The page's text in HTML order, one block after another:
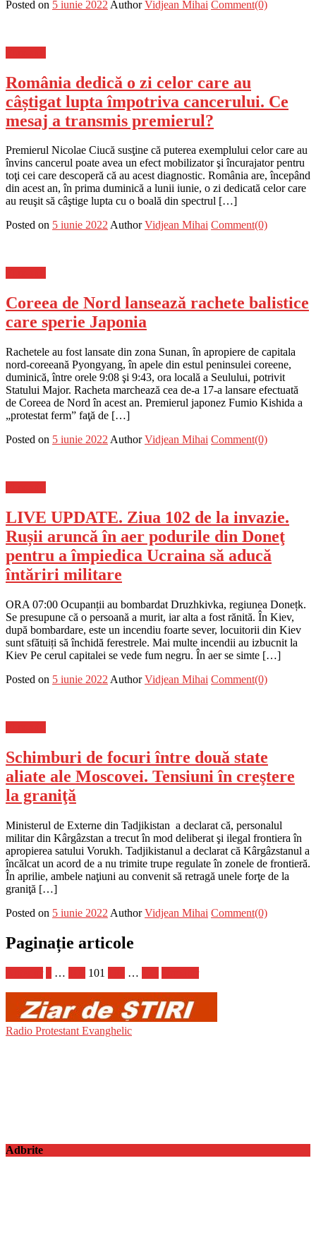
Posted on 5 iunie 2022 Author Vidjean Mihai Comment(0)
România dedică o zi celor care au
câștigat lupta împotriva cancerului. Ce
mesaj a transmis premierul?
Premierul Nicolae Ciucă susţine că puterea exemplului celor care au
învins cancerul poate avea un efect mobilizator şi încurajator pentru
toţi cei care descoperă că au acest diagnostic. România are, începând
din acest an, în prima duminică a lunii iunie, o zi dedicată celor care
au reuşit să câştige lupta cu o boală din spectrul […]
Posted on 5 iunie 2022Author Vidjean Mihai Comment(0)
Coreea de Nord lansează rachete balistice
care sperie Japonia
Rachetele au fost lansate din zona Sunan, în apropiere de capitala
nord-coreeană Pyongyang, în apele din estul peninsulei coreene,
duminică, între orele 9:08 şi 9:43, ora locală a Seulului, potrivit
Statului Major. Racheta marchează cea de-a 17-a lansare efectuată
de Coreea de Nord în acest an. Premierul japonez Fumio Kishida a
„protestat ferm” faţă de […]
Posted on 5 iunie 2022 Author Vidjean Mihai Comment(0)
LIVE UPDATE. Ziua 102 de la invazie.
Rușii aruncă în aer podurile din Doneţ
pentru a împiedica Ucraina să aducă
întăriri militare
ORA 07:00 Ocupanții au bombardat Druzhkivka, regiunea Donețk.
Se presupune că o persoană a murit, iar alta a fost rănită. În Kiev,
după bombardare, este un incendiu foarte sever, locuitorii din Kiev
sunt sfătuiți să închidă ferestrele. Mai multe incendii au izbucnit la
Kiev Pe cerul capitalei se vede fum negru. În aer se simte […]
Posted on 5 iunie 2022 Author Vidjean Mihai Comment(0)
Schimburi de focuri între două state
aliate ale Moscovei. Tensiuni în creştere
la graniţă
Ministerul de Externe din Tadjikistan a declarat că, personalul
militar din Kârgâzstan a trecut în mod deliberat şi ilegal frontiera în
apropierea satului Vorukh. Tadjikistanul a declarat că Kârgâzstanul a
încălcat un acord de a nu trimite trupe regulate în zonele de frontieră.
În aprilie, ambele naţiuni au convenit să retragă unele forţe de la
graniţă […]
Posted on 5 iunie 2022 Author Vidjean Mihai Comment(0)
Paginație articole
… 101 …
Radio Protestant Evanghelic
Adbrite